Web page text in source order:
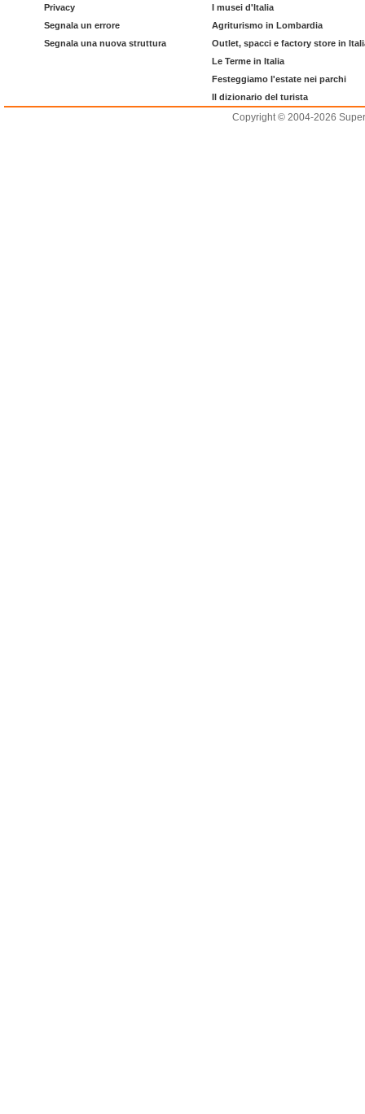
Privacy
Segnala un errore
Segnala una nuova struttura
I musei d'Italia
Agriturismo in Lombardia
Outlet, spacci e factory store in
Le Terme in Italia
Festeggiamo l'estate nei parchi
Il dizionario del turista
Copyright © 2004-2026